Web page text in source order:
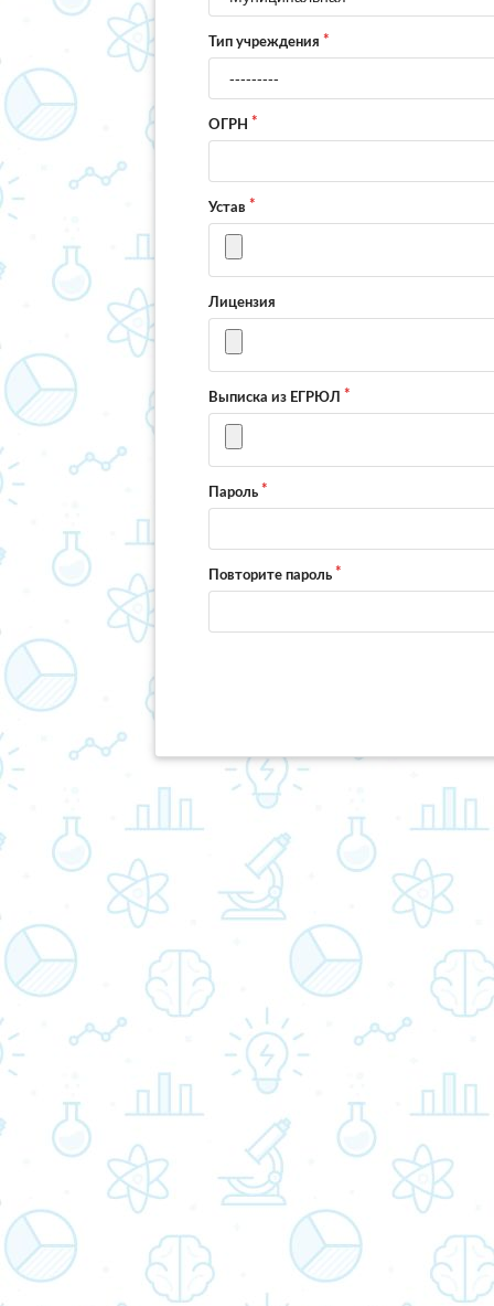
Тип учреждения
ОГРН
Устав
Лицензия
Выписка из ЕГРЮЛ
Пароль
Повторите пароль